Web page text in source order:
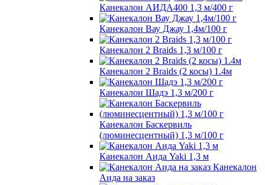
Канекалон АИДА400 1,3 м/400 г
Канекалон Вау Джау 1,4м/100 г
Канекалон 2 Braids 1,3 м/100 г
Канекалон 2 Braids (2 косы) 1.4м
Канекалон Шадэ 1,3 м/200 г
Канекалон Баскервиль
(люминесцентный) 1,3 м/100 г
Канекалон Аида Yaki 1,3 м
Канекалон
Аида на заказ